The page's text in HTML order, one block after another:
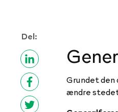
Del:
Grundet den
ændre stedet